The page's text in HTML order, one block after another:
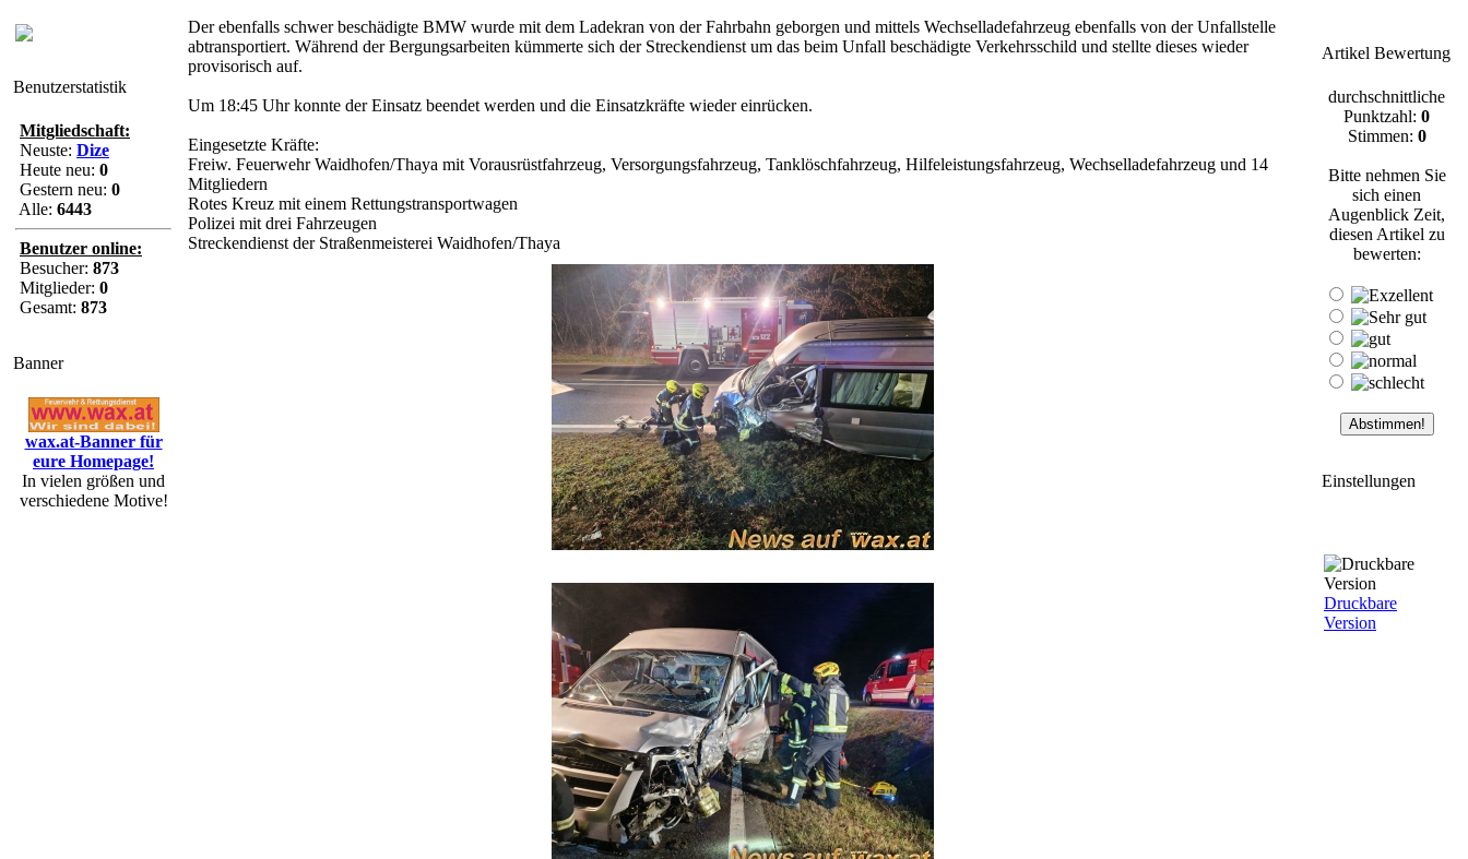
Benutzerstatistik
Mitgliedschaft:
Neuste: Dize
Heute neu: 0
Gestern neu: 0
Alle: 6443
Benutzer online:
Besucher: 873
Mitglieder: 0
Gesamt: 873
Banner
wax.at-Banner für
eure Homepage!
In vielen größen und
verschiedene Motive!
Der ebenfalls schwer beschädigte BMW wurde mit dem Ladekran von der Fahrbahn geborgen und mittels Wechselladefahrzeug ebenfalls von der Unfallstelle
abtransportiert. Während der Bergungsarbeiten kümmerte sich der Streckendienst um das beim Unfall beschädigte Verkehrsschild und stellte dieses wieder
provisorisch auf.
Um 18:45 Uhr konnte der Einsatz beendet werden und die Einsatzkräfte wieder einrücken.
Eingesetzte Kräfte:
Freiw. Feuerwehr Waidhofen/Thaya mit Vorausrüstfahrzeug, Versorgungsfahrzeug, Tanklöschfahrzeug, Hilfeleistungsfahrzeug, Wechselladefahrzeug und 14
Mitgliedern
Rotes Kreuz mit einem Rettungstransportwagen
Polizei mit drei Fahrzeugen
Streckendienst der Straßenmeisterei Waidhofen/Thaya
Artikel Bewertung
durchschnittliche
Punktzahl: 0
Stimmen: 0
Bitte nehmen Sie
sich einen
Augenblick Zeit,
diesen Artikel zu
bewerten:
Einstellungen
Druckbare
Version